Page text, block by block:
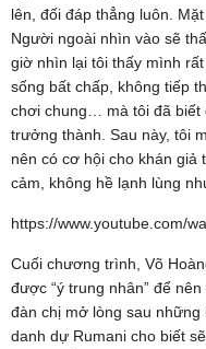
lên, đối đáp thẳng luôn.
Người ngoài nhìn vào sẽ
giờ nhìn lại tôi thấy mình
sống bất chấp, không tiếp
chơi chung… mà tôi đã biết
trưởng thành. Sau này, tôi
nên có cơ hội cho khán giả
cảm, không hề lạnh lùng
https://www.youtube.com/
Cuối chương trình, Võ
được “ý trung nhân” để
đàn chị mở lòng sau
danh dự Rumani cho biết